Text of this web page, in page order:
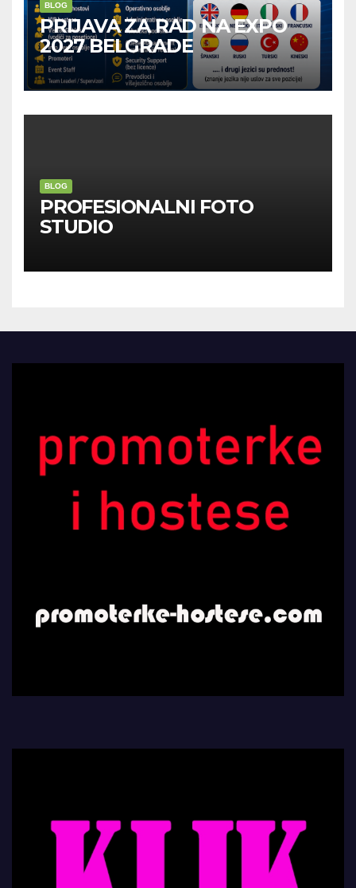
BLOG
PRIJAVA ZA RAD NA EXPO
2027 BELGRADE
BLOG
PROFESIONALNI FOTO
STUDIO